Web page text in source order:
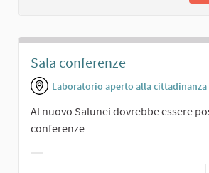
Sala conferenze
Laboratorio aperto alla cittadinanza
Al nuovo Salunei dovrebbe essere
conferenze